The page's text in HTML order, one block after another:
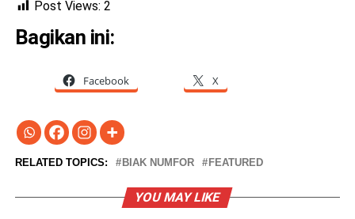
Post Views: 2
Bagikan ini:
Facebook X
RELATED TOPICS: BIAK NUMFOR FEATURED
YOU MAY LIKE